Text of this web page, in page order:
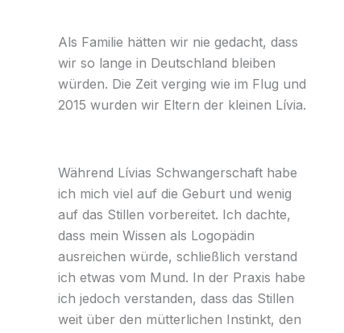
Als Familie hätten wir nie gedacht, dass
wir so lange in Deutschland bleiben
würden. Die Zeit verging wie im Flug und
2015 wurden wir Eltern der kleinen Lívia.
Während Lívias Schwangerschaft habe
ich mich viel auf die Geburt und wenig
auf das Stillen vorbereitet. Ich dachte,
dass mein Wissen als Logopädin
ausreichen würde, schließlich verstand
ich etwas vom Mund. In der Praxis habe
ich jedoch verstanden, dass das Stillen
weit über den mütterlichen Instinkt, den